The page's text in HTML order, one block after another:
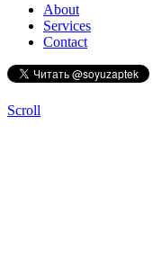
About
Services
Contact
Scroll